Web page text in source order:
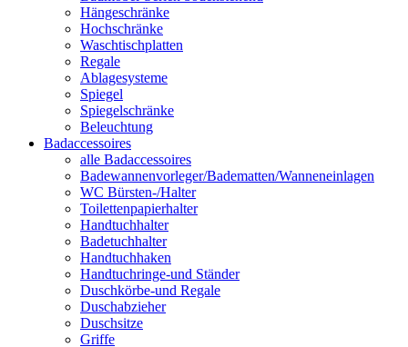
Hängeschränke
Hochschränke
Waschtischplatten
Regale
Ablagesysteme
Spiegel
Spiegelschränke
Beleuchtung
Badaccessoires
alle Badaccessoires
Badewannenvorleger/Badematten/Wanneneinlagen
WC Bürsten-/Halter
Toilettenpapierhalter
Handtuchhalter
Badetuchhalter
Handtuchhaken
Handtuchringe-und Ständer
Duschkörbe-und Regale
Duschabzieher
Duschsitze
Griffe